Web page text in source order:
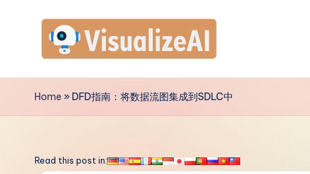
contentV
is
a
Home »DFD指南：将数据流图集成到SDLC中
Read this post in: